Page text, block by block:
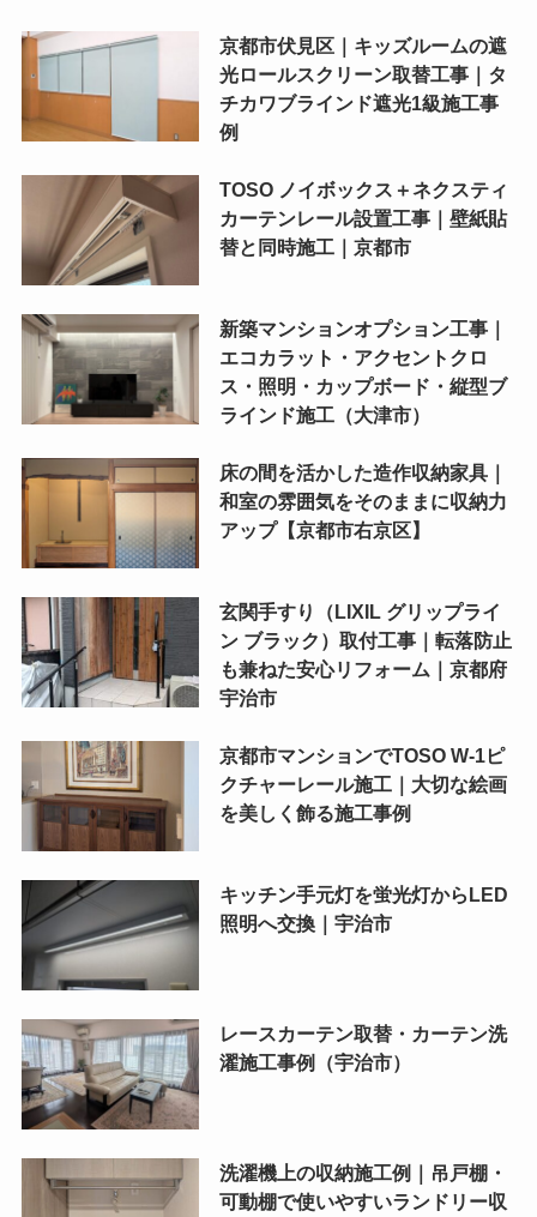
京都市伏見区｜キッズルームの遮
光ロールスクリーン取替工事｜タ
チカワブラインド遮光1級施工事
例
TOSO ノイボックス＋ネクスティ
カーテンレール設置工事｜壁紙貼
替と同時施工｜京都市
新築マンションオプション工事｜
エコカラット・アクセントクロ
ス・照明・カップボード・縦型ブ
ラインド施工（大津市）
床の間を活かした造作収納家具｜
和室の雰囲気をそのままに収納力
アップ【京都市右京区】
玄関手すり（LIXIL グリップライ
ン ブラック）取付工事｜転落防止
も兼ねた安心リフォーム｜京都府
宇治市
京都市マンションでTOSO W-1ピ
クチャーレール施工｜大切な絵画
を美しく飾る施工事例
キッチン手元灯を蛍光灯からLED
照明へ交換｜宇治市
レースカーテン取替・カーテン洗
濯施工事例（宇治市）
洗濯機上の収納施工例｜吊戸棚・
可動棚で使いやすいランドリー収